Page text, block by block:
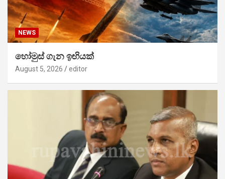
NEWS
හෝමුස් ගැන ඉඟියක්
August 5, 2026 editor